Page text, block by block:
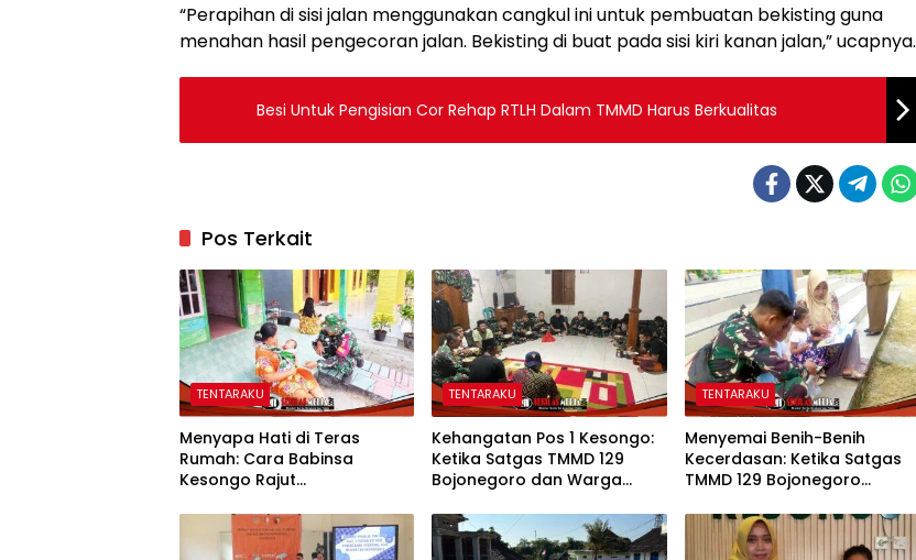
“Perapihan di sisi jalan menggunakan cangkul ini untuk pembuatan bekisting guna
menahan hasil pengecoran jalan. Bekisting di buat pada sisi kiri kanan jalan,” ucapnya.
Besi Untuk Pengisian Cor Rehap RTLH Dalam TMMD Harus Berkualitas
Pos Terkait
TENTARAKU
Menyapa Hati di Teras
Rumah: Cara Babinsa
Kesongo Rajut
Bojonegoro
TENTARAKU
Kehangatan Pos 1 Kesongo:
Ketika Satgas TMMD 129
Bojonegoro dan Warga
TENTARAKU
Menyemai Benih-Benih
Kecerdasan: Ketika Satgas
TMMD 129 Bojonegoro
Anak-Anak Kesongo